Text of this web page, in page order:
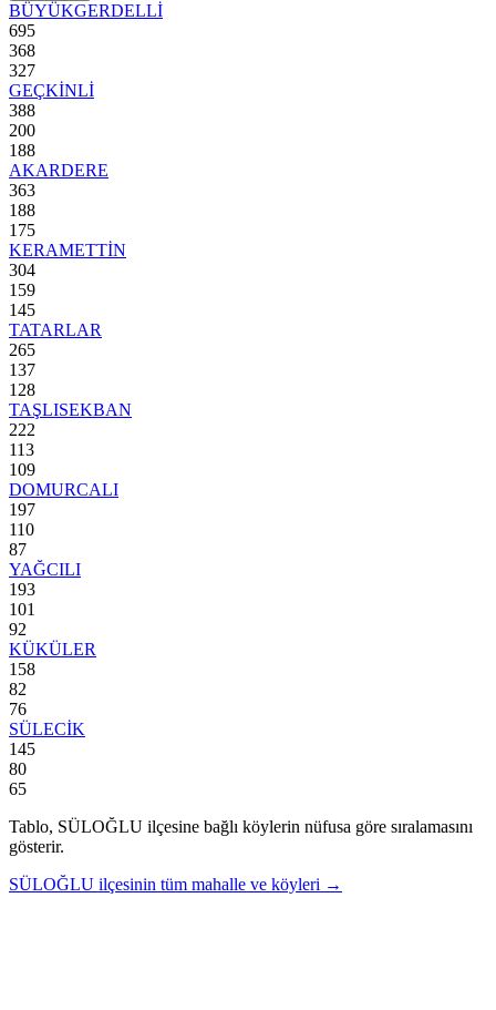
BÜYÜKGERDELLİ
695
368
327
GEÇKİNLİ
388
200
188
AKARDERE
363
188
175
KERAMETTİN
304
159
145
TATARLAR
265
137
128
TAŞLISEKBAN
222
113
109
DOMURCALI
197
110
87
YAĞCILI
193
101
92
KÜKÜLER
158
82
76
SÜLECİK
145
80
65
Tablo, SÜLOĞLU ilçesine bağlı köylerin nüfusa göre sıralamasını
gösterir.
SÜLOĞLU ilçesinin tüm mahalle ve köyleri →